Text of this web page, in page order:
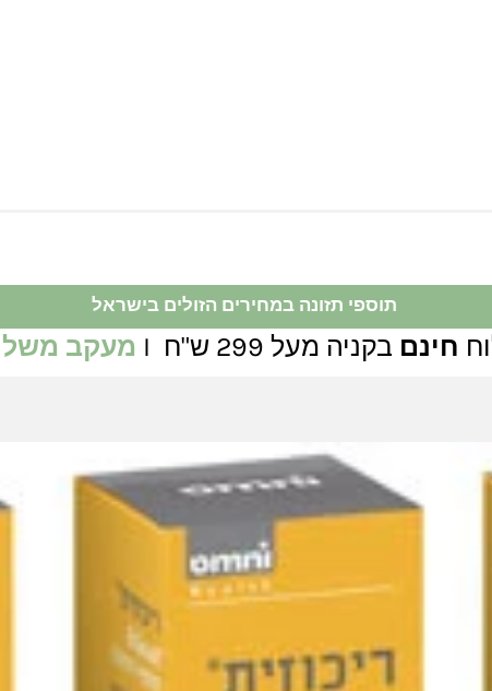
תוספי תזונה במחירים הזולים בישראל
חינם בקניה מעל 299 ש"ח I מעקב